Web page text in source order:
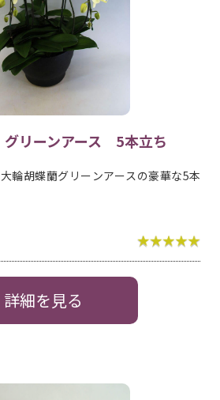
リーンアース 5本立ち
輪胡蝶蘭グリーンアースの豪華な5本
詳細を見る